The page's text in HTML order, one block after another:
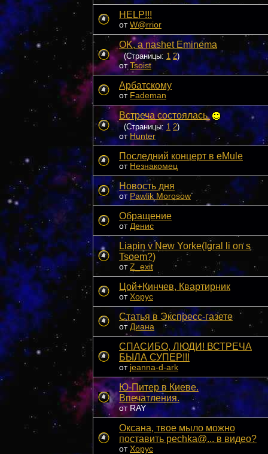
HELP!!!
от W@rrior
OK, a nashet Eminema
(Страницы: 1 2)
отTsoist
Арбатскому
от Fademan
Встреча состоялась
(Страницы: 1 2)
отHunter
Последний концерт в eMule
от Незнакомец
Новость дня
от Pawlik Morosow
Обращение
от Денис
Liapin v New Yorke(Igral li on s
Tsoem?)
от Z_exit
Цой+Кинчев, Квартирник
от Xopyc
Статья в Экспресс-газете
от Диана
СПАСИБО, ЛЮДИ! ВСТРЕЧА
БЫЛА СУПЕР!!!
от jeanna-d-ark
Ю-Питер в Киеве.
Впечатления.
от RAY
Оксана, твое мыло можно
поставить pechka@... в видео?
от Xopyc